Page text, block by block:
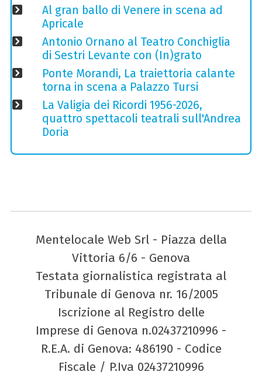
Al gran ballo di Venere in scena ad
Apricale
Antonio Ornano al Teatro Conchiglia
di Sestri Levante con (In)grato
Ponte Morandi, La traiettoria calante
torna in scena a Palazzo Tursi
La Valigia dei Ricordi 1956-2026,
quattro spettacoli teatrali sull'Andrea
Doria
Mentelocale Web Srl - Piazza della
Vittoria 6/6 - Genova
Testata giornalistica registrata al
Tribunale di Genova nr. 16/2005
Iscrizione al Registro delle
Imprese di Genova n.02437210996 -
R.E.A. di Genova: 486190 - Codice
Fiscale / P.Iva 02437210996